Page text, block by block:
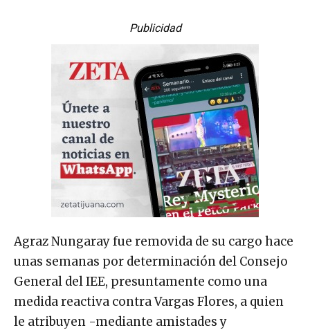
Publicidad
Agraz Nungaray fue removida de su cargo hace
unas semanas por determinación del Consejo
General del IEE, presuntamente como una
medida reactiva contra Vargas Flores, a quien
le atribuyen -mediante amistades y